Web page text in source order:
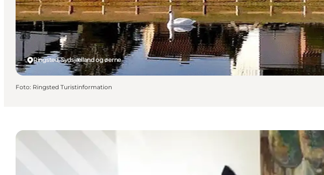
Ringsted, Sydsjælland og øerne
Foto: Ringsted Turistinformation